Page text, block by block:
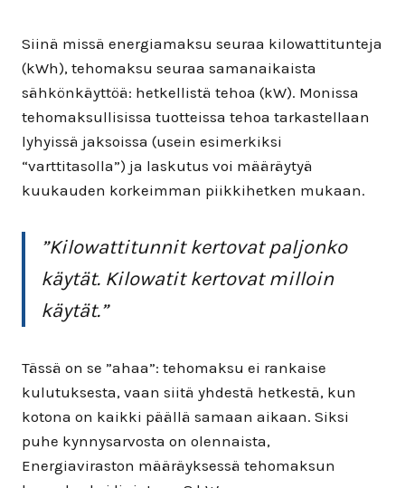
Siinä missä energiamaksu seuraa kilowattitunteja
(kWh), tehomaksu seuraa samanaikaista
sähkönkäyttöä: hetkellistä tehoa (kW). Monissa
tehomaksullisissa tuotteissa tehoa tarkastellaan
lyhyissä jaksoissa (usein esimerkiksi
“varttitasolla”) ja laskutus voi määräytyä
kuukauden korkeimman piikkihetken mukaan.
”Kilowattitunnit kertovat paljonko
käytät. Kilowatit kertovat milloin
käytät.”
Tässä on se ”ahaa”: tehomaksu ei rankaise
kulutuksesta, vaan siitä yhdestä hetkestä, kun
kotona on kaikki päällä samaan aikaan. Siksi
puhe kynnysarvosta on olennaista,
Energiaviraston määräyksessä tehomaksun